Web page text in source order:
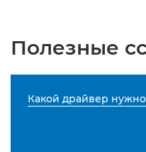
Полезные
Какой драйвер нужно